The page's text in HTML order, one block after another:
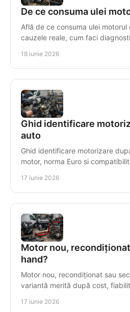
De ce consuma ulei
Află de ce consuma ulei motorul
cauzele reale, cum faci
18 iunie 2026
Ghid identificare
auto
Ghid identificare motorizare
motor, norma Euro si
17 iunie 2026
Motor nou,
hand?
Motor nou, recondiționat sau
variantă merită după cost,
17 iunie 2026